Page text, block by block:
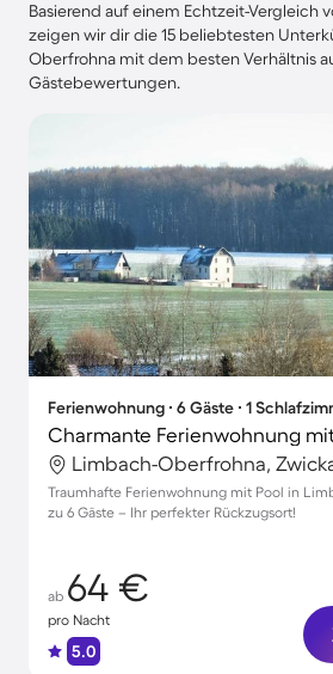
Basierend auf einem Echtzeit-Vergleich
zeigen wir dir die 15 beliebtesten
Oberfrohna mit dem besten Verhältnis
Gästebewertungen.
Ferienwohnung ∙ 6 Gäste ∙ 1
Charmante Ferienwohnung
Traumhafte Ferienwohnung mit Pool in
zu 6 Gäste – Ihr perfekter Rückzugsort!
ab 64 €
pro Nacht
5.0